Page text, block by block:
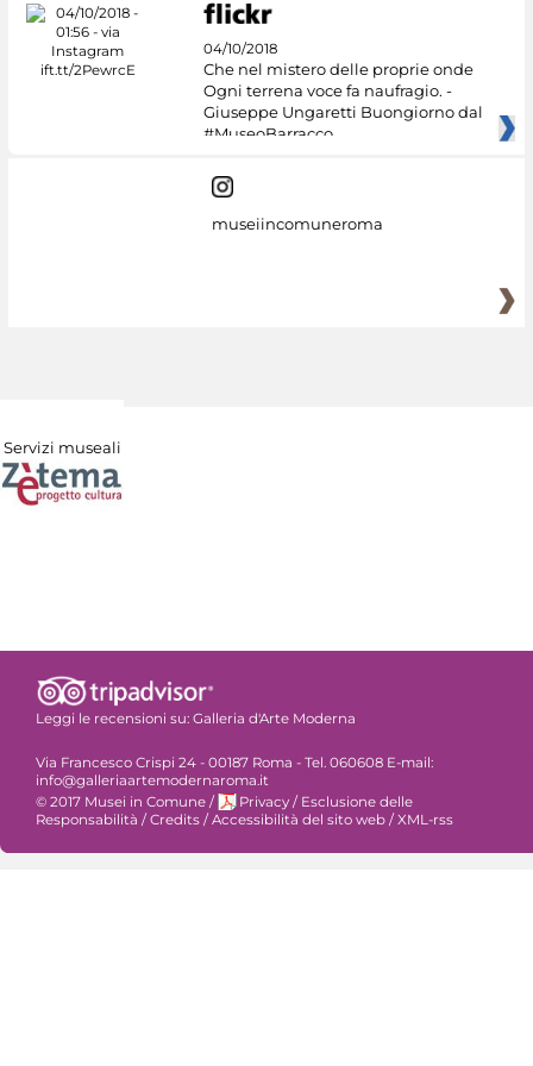
04/10/2018
Che nel mistero delle proprie onde
Ogni terrena voce fa naufragio. -
Giuseppe Ungaretti Buongiorno dal
#MuseoBarracco
museiincomuneroma
Servizi museali
Leggi le recensioni su: Galleria d'Arte Moderna
Via Francesco Crispi 24 - 00187 Roma - Tel. 060608 E-mail:
info@galleriaartemodernaroma.it
© 2017 Musei in Comune / Privacy / Esclusione delle
Responsabilità /Credits /Accessibilità del sito web /XML-rss